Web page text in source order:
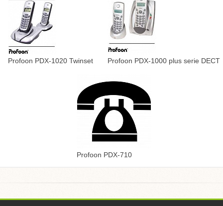
Profoon PDX-1020 Twinset Profoon PDX-1000 plus serie DECT
Profoon PDX-710